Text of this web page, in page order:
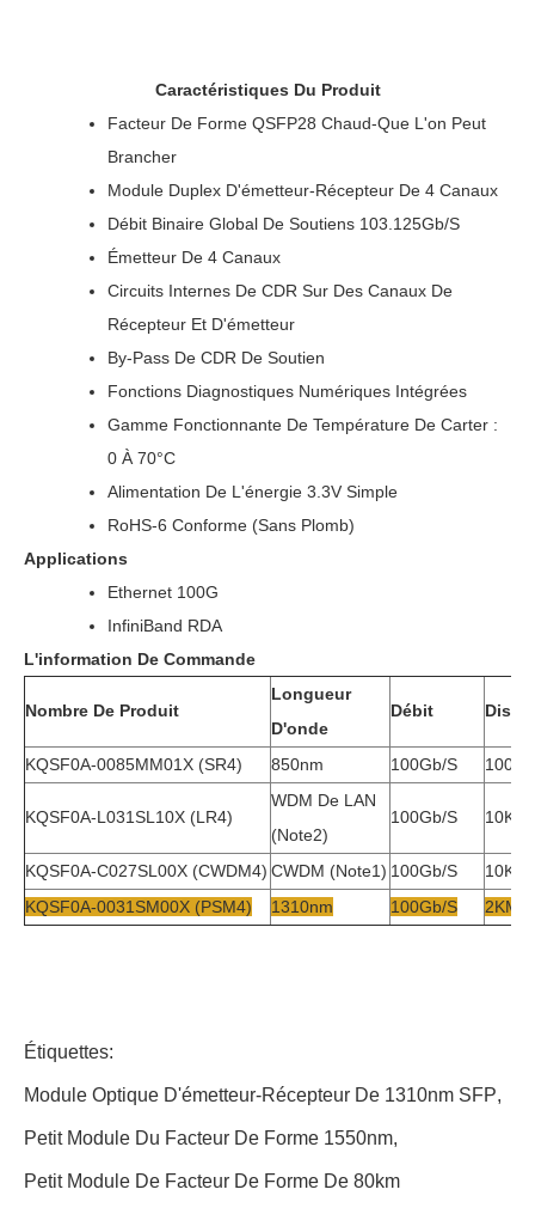
Caractéristiques Du Produit
Facteur De Forme QSFP28 Chaud-Que L'on Peut
Brancher
Module Duplex D'émetteur-Récepteur De 4 Canaux
Débit Binaire Global De Soutiens 103.125Gb/s
Émetteur De 4 Canaux
Circuits Internes De CDR Sur Des Canaux De
Récepteur Et D'émetteur
By-Pass De CDR De Soutien
Fonctions Diagnostiques Numériques Intégrées
Gamme Fonctionnante De Température De Carter :
0 À 70°C
Alimentation De L'énergie 3.3V Simple
RoHS-6 Conforme (sans Plomb)
Applications
Ethernet 100G
InfiniBand RDA
L'information De Commande
Nombre De Produit
Longueur
D'onde
Débit
KQSF0A-0085MM01X (SR4) 850nm 100Gb/s 100M
KQSF0A-L031SL10X (LR4)
WDM De LAN
(note2)
100Gb/s 10KM
KQSF0A-C027SL00X (CWDM4) CWDM (note1) 100Gb/s
10KM
KQSF0A-0031SM00X (PSM4)
1310nm 100Gb/s 2KM
Étiquettes:
Module Optique D'émetteur-Récepteur De 1310nm SFP,
Petit Module Du Facteur De Forme 1550nm,
Petit Module De Facteur De Forme De 80km